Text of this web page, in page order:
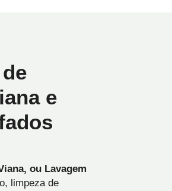
e
ou Lavagem
limpeza de